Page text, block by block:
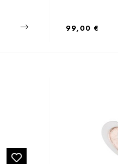
Regulärer Preis:
99,00 €